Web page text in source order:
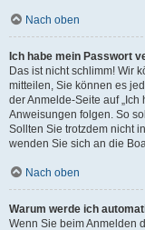
Nach oben
Ich habe mein Passwort
Das ist nicht schlimm! Wir
mitteilen, Sie können es
der Anmelde-Seite auf
Anweisungen folgen. So
Sollten Sie trotzdem nicht
wenden Sie sich an die
Nach oben
Warum werde ich
Wenn Sie beim Anmelden